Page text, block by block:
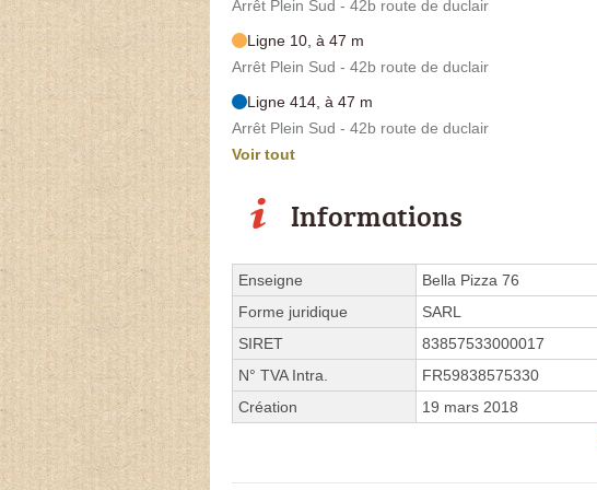
Arrêt Plein Sud - 42b route de duclair
Ligne 10, à 47 m
Arrêt Plein Sud - 42b route de duclair
Ligne 414, à 47 m
Arrêt Plein Sud - 42b route de duclair
Voir tout
Informations
Enseigne
Bella Pizza 76
Forme juridique
SARL
SIRET
83857533000017
N° TVA Intra.
FR59838575330
Création
19 mars 2018